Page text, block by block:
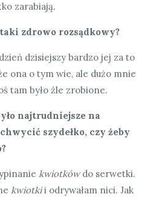
zarabiają.
zdrowo rozsądkowy?
dzisiejszy bardzo jej za to
ona o tym wie, ale dużo mnie
tam było źle zrobione.
najtrudniejsze na
szydełko, czy żeby
kwiotkówdo serwetki.
kwiotkii odrywałam nici. Jak